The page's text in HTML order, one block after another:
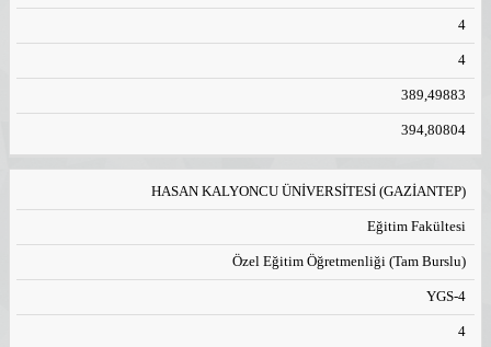
4
4
389,49883
394,80804
HASAN KALYONCU ÜNİVERSİTESİ (GAZİANTEP)
Eğitim Fakültesi
Özel Eğitim Öğretmenliği (Tam Burslu)
YGS-4
4